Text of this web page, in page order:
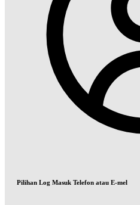
Pilihan Log Masuk Telefon atau E-mel